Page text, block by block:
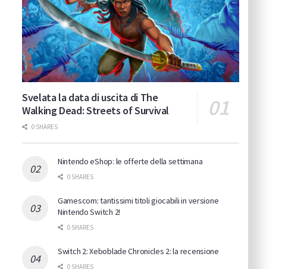
Svelata la data di uscita di The
Walking Dead: Streets of Survival
0 SHARES
Nintendo eShop: le offerte della settimana
0 SHARES
Gamescom: tantissimi titoli giocabili in versione
Nintendo Switch 2!
0 SHARES
Switch 2: Xeboblade Chronicles 2: la recensione
0 SHARES